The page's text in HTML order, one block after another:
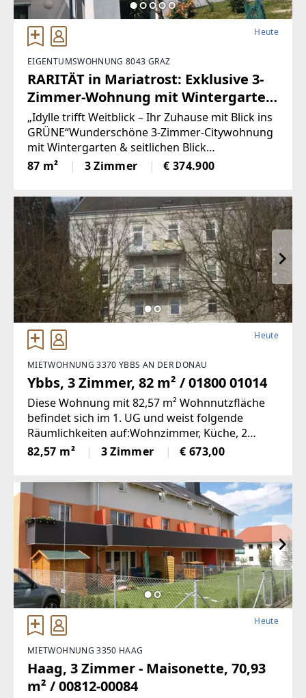
Heute
EIGENTUMSWOHNUNG 8043 GRAZ
RARITÄT in Mariatrost: Exklusive 3-
Zimmer-Wohnung mit Wintergarten,
unverbaubarem Grünblick &
seitlichem Blick zur Basilika!
Besichtigungsmöglichkeit: am
Wochenende oder am Dienstag!
(Provisionsfrei)
„Idylle trifft Weitblick – Ihr Zuhause mit Blick ins
GRÜNE“Wunderschöne 3-Zimmer-Citywohnung
mit Wintergarten & seitlichen Blick
zurBasilikaHighlights auf einen Blick *
Wohnfläche: ca. 87 m²
87 m² 3 Zimmer € 374.900
Heute
MIETWOHNUNG 3370 YBBS AN DER DONAU
Ybbs, 3 Zimmer, 82 m² / 01800 01014
Diese Wohnung mit 82,57 m² Wohnnutzfläche
befindet sich im 1. UG und weist folgende
Räumlichkeiten auf:Wohnzimmer, Küche, 2
Schlafzimmer, Bad, WC, Vorraum,
AbstellraumMiete € 673Finanzierungsbeitrag €
82,57 m² 3 Zimmer € 673,00
Heute
MIETWOHNUNG 3350 HAAG
Haag, 3 Zimmer - Maisonette, 70,93
m² / 00812-00084